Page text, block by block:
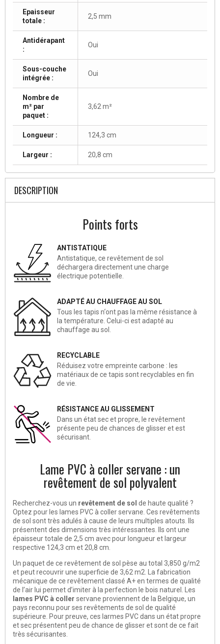
Epaisseur
totale :
2,5 mm
Antidérapant
:
Oui
Sous-couche
intégrée :
Oui
Nombre de
m² par
paquet :
3,62 m²
Longueur : 124,3 cm
Largeur : 20,8 cm
DESCRIPTION
Points forts
ANTISTATIQUE
Antistatique, ce revêtement de sol
déchargera directement une charge
électrique potentielle.
ADAPTÉ AU CHAUFFAGE AU SOL
Tous les tapis n‘ont pas la même résistance à
la température. Celui-ci est adapté au
chauffage au sol.
RECYCLABLE
Réduisez votre empreinte carbone : les
matériaux de ce tapis sont recyclables en fin
de vie.
RÉSISTANCE AU GLISSEMENT
Dans un état sec et propre, le revêtement
présente peu de chances de glisser et est
sécurisant.
Lame PVC à coller servane : un
revêtement de sol polyvalent
Recherchez-vous un revêtement de sol de haute qualité ?
Optez pour les lames PVC à coller servane. Ces revêtements
de sol sont très adulés à cause de leurs multiples atouts. Ils
présentent des dimensions très intéressantes. Ils ont une
épaisseur totale de 2,5 cm avec pour longueur et largeur
respective 124,3 cm et 20,8 cm.
Un paquet de ce revêtement de sol pèse au total 3,850 g/m2
et peut recouvrir une superficie de 3,62 m2. La fabrication
mécanique de ce revêtement classé A+ en termes de qualité
de l’air lui permet d’imiter à la perfection le bois naturel. Les
lames PVC à coller servane proviennent de la Belgique, un
pays reconnu pour ses revêtements de sol de qualité
supérieure. Pour preuve, ces larmes PVC dans un état propre
et sec présentent peu de chance de glisser et sont de ce fait
très sécurisantes.